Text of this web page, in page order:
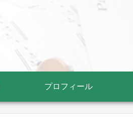
プロフィール